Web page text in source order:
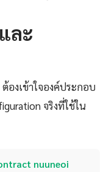
ละ
องเข้าใจองค์ประกอบ
จริงที่ใช้ใน
nuuneoi